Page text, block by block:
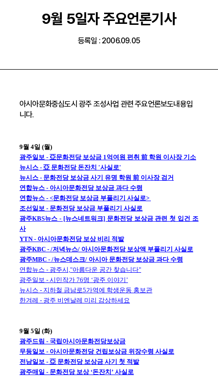
9월 5일자 주요언론기사
등록일 : 2006.09.05
아시아문화중심도시 광주 조성사업 관련 주요언론보도내용입
니다.
9월 4일 (월)
광주일보 - 亞문화전당 보상금 1억여원 편취 前 학원 이사장 기소
뉴시스 - 亞 문화전당 돈잔치 '사실로'
뉴시스 - 문화전당 보상금 사기 유명 학원 前 이사장 검거
연합뉴스 - 아시아문화전당 보상금 과다 수령
연합뉴스 - <문화전당 보상금 부풀리기 사실로>
조선일보 - 문화전당 보상금 부풀리기 사실로
광주KBS뉴스 - [뉴스네트워크] 문화전당 보상금 관련 첫 입건 조
사
YTN - 아시아문화전당 보상 비리 적발
광주KBC - /저녁뉴스/ 아시아문화전당 보상액 부풀리기 사실로
광주MBC - /뉴스데스크/ 아시아 문화전당 보상금 과다 수령
연합뉴스 - 광주시,"아름다운 공간 찾습니다"
광주일보 - 시민작가 76명 ‘광주 이야기’
뉴시스 - 지하철 금남로5가역에 학생운동 홍보관
한겨레 - 광주 비엔날레 미리 감상하세요
9월 5일 (화)
광주드림 - 국립아시아문화전당보상금
무등일보 - 아시아문화전당 건립보상금 위장수령 사실로
전남일보 - 亞 문화전당 보상금 사기 첫 적발
광주매일 - 문화전당 보상 ‘돈잔치’ 사실로